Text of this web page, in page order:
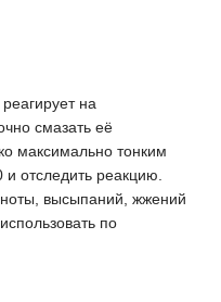
на
смазать её
максимально тонким
отследить реакцию.
высыпаний, жжений
по